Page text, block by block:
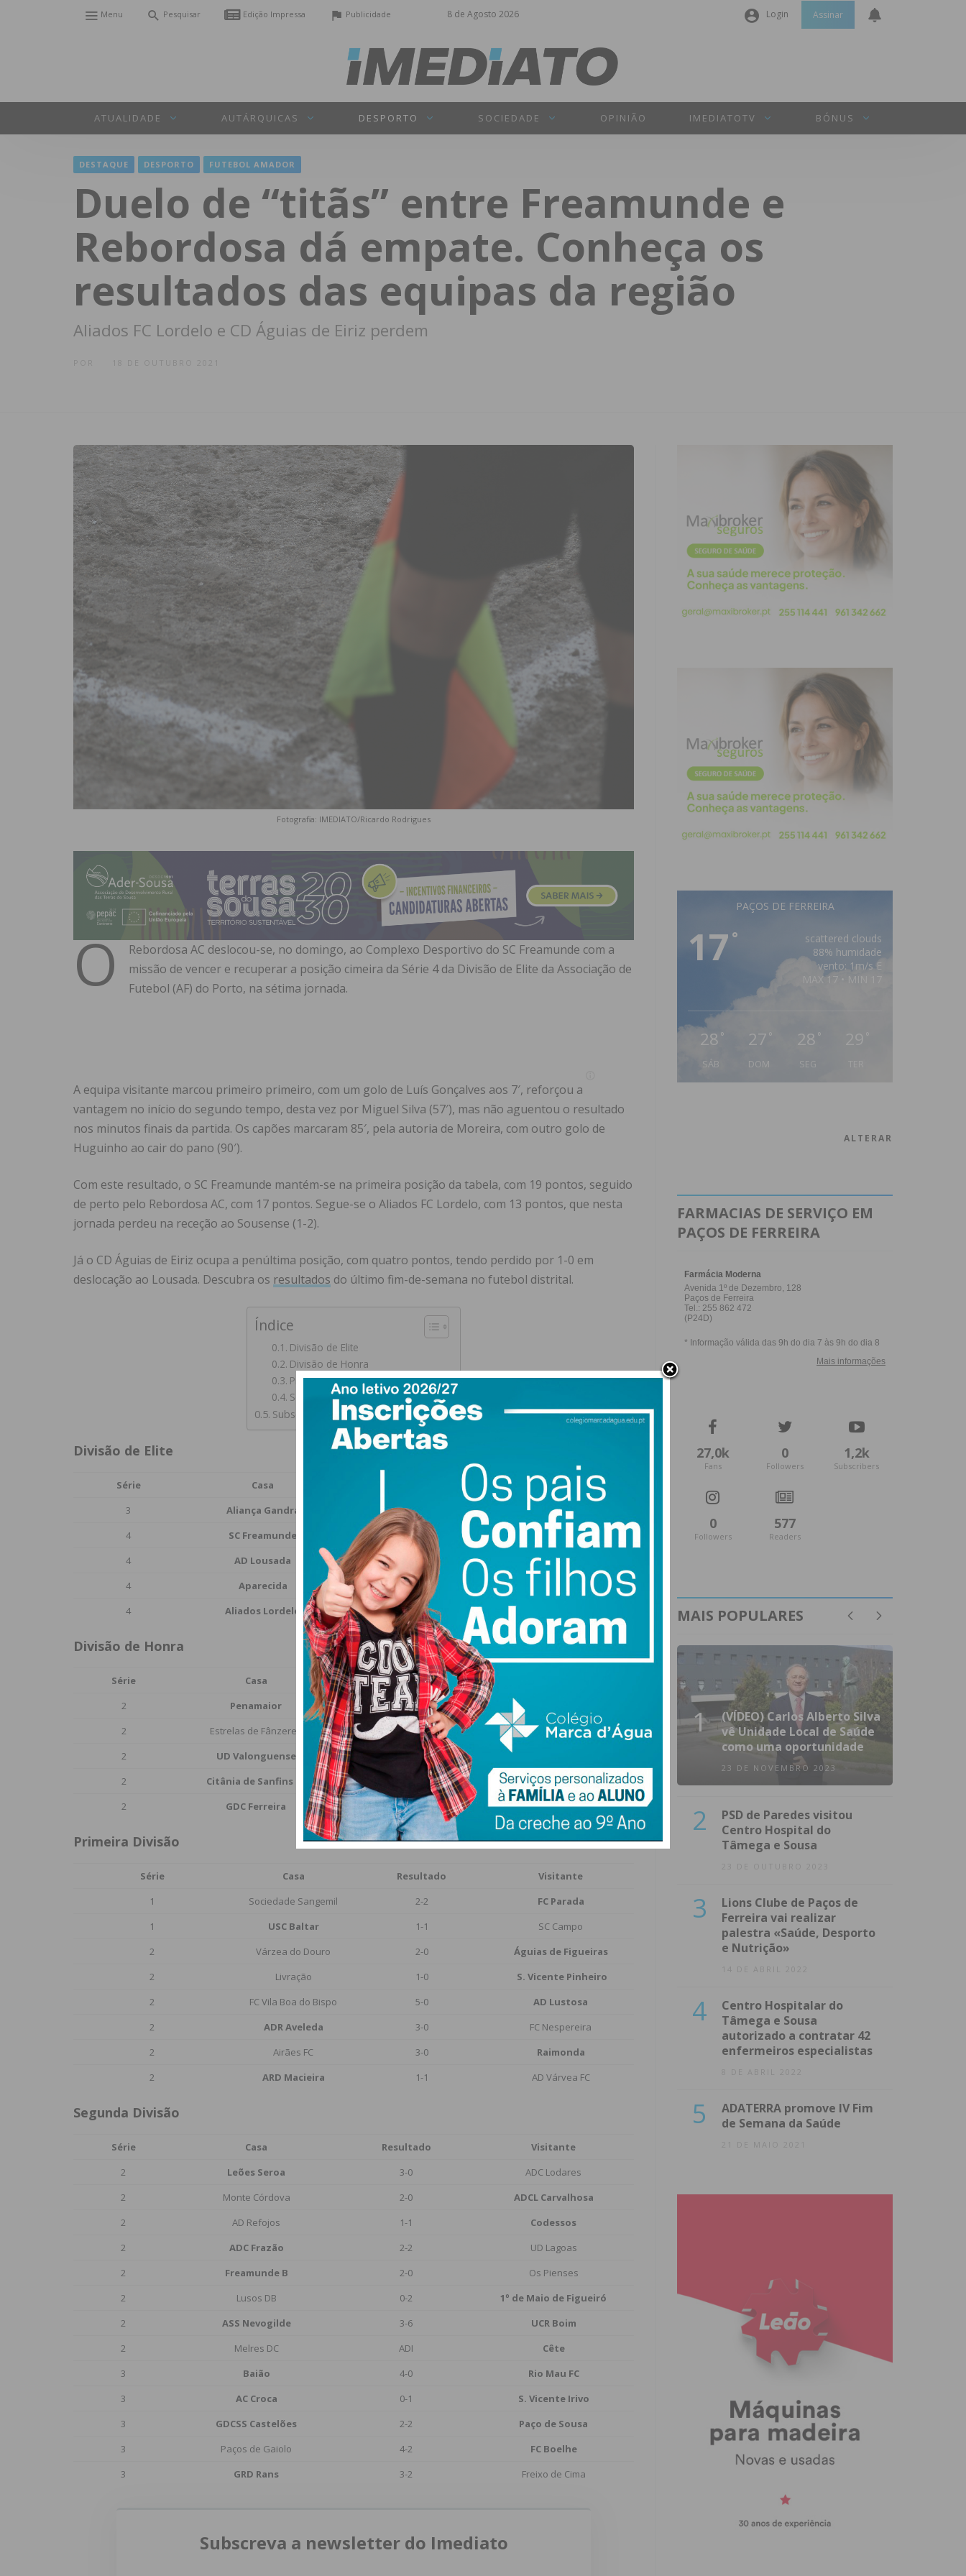
8 de Agosto 2026
Menu Pesquisar Edição Impressa Publicidade Login
Senha
INICIAR SESSÃO
Perdeu a sua senha?
Assinar
ATUALIDADE AUTÁRQUICAS DESPORTO SOCIEDADE OPINIÃO IMEDIATOTV BÓNUS
DESTAQUE DESPORTO FUTEBOL AMADOR
Duelo de “titãs” entre Freamunde e
Rebordosa dá empate. Conheça os
resultados das equipas da região
Aliados FC Lordelo e CD Águias de Eiriz perdem
18 DE OUTUBRO 2021
Fotografia: IMEDIATO/Ricardo Rodrigues
O
Rebordosa AC deslocou-se, no domingo, ao Complexo Desportivo do SC Freamunde com a
missão de vencer e recuperar a posição cimeira da Série 4 da Divisão de Elite da Associação de
Futebol (AF) do Porto, na sétima jornada.
A equipa visitante marcou primeiro primeiro, com um golo de Luís Gonçalves aos 7′, reforçou a
vantagem no início do segundo tempo, desta vez por Miguel Silva (57′), mas não aguentou o resultado
nos minutos finais da partida. Os capões marcaram 85′, pela autoria de Moreira, com outro golo de
Huguinho ao cair do pano (90′).
Com este resultado, o SC Freamunde mantém-se na primeira posição da tabela, com 19 pontos, seguido
de perto pelo Rebordosa AC, com 17 pontos. Segue-se o Aliados FC Lordelo, com 13 pontos, que nesta
jornada perdeu na receção ao Sousense (1-2).
Já o CD Águias de Eiriz ocupa a penúltima posição, com quatro pontos, tendo perdido por 1-0 em
deslocação ao Lousada. Descubra os resultados do último fim-de-semana no futebol distrital.
Índice
Divisão de Elite
Divisão de Honra
Primeira Divisão
Segunda Divisão
Subscreva a newsletter do Imediato
Divisão de Elite
Série Casa
Visitante
3
Aliança Gandra 1-0
S. Pedro da Cova
4
SC Freamunde 2-2
Rebordosa AC
4
AD Lousada
Águias de Eiriz
4
Aparecida 2-4
4
Aliados Lordelo 1-2
Divisão de Honra
Série Casa Resultado
2
Penamaior 1-0
SC Salvadorense
2
Estrelas de Fânzeres 3-0
AJM Lamoso
2
UD Valonguense 3-2
2
Citânia de Sanfins FC
UDS Roriz
2
GDC Ferreira ADI SC Nun’ Álvares
Primeira Divisão
Série Casa Resultado
Visitante
1
Sociedade Sangemil 2-2
FC Parada
1
USC Baltar 1-1
SC Campo
2
Várzea do Douro 2-0
Águias de Figueiras
2
Livração 1-0
S. Vicente Pinheiro
2
FC Vila Boa do Bispo 5-0
AD Lustosa
2
ADR Aveleda 3-0
FC Nespereira
2
Airães FC 3-0
Raimonda
2
ARD Macieira 1-1 AD Várvea FC
Segunda Divisão
Série Casa Resultado
Visitante
2
Leões Seroa 3-0
ADC Lodares
2
Monte Córdova 2-0
ADCL Carvalhosa
2
AD Refojos 1-1
Codessos
2
ADC Frazão 2-2
UD Lagoas
2
Freamunde B 2-0
Os Pienses
2
Lusos DB 0-2
1º de Maio de Figueiró
2
ASS Nevogilde 3-6
UCR Boim
2
Melres DC ADI
Cête
3
Baião 4-0
Rio Mau FC
3
AC Croca 0-1
S. Vicente Irivo
3
GDCSS Castelões 2-2
Paço de Sousa
3
Paços de Gaiolo 4-2
FC Boelhe
3
GRD Rans 3-2 Freixo de Cima
Subscreva a newsletter do Imediato
PAÇOS DE FERREIRA
17 °
scattered clouds
88% humidade
vento: 1m/s E
MAX 17 • MIN 17
28 °
SÁB
27 °
DOM
28 °
SEG
29 °
ALTERAR
FARMACIAS DE SERVIÇO EM
PAÇOS DE FERREIRA
27,0k
Fans
0
Followers
1,2k
Subscribers
0
Followers
577
Readers
MAIS POPULARES
1
(VÍDEO) Carlos Alberto Silva
vê Unidade Local de Saúde
como uma oportunidade
23 DE NOVEMBRO 2023
2
PSD de Paredes visitou
Centro Hospital do
Tâmega e Sousa
23 DE OUTUBRO 2023
3
Lions Clube de Paços de
Ferreira vai realizar
palestra «Saúde, Desporto
e Nutrição»
14 DE ABRIL 2022
4
Centro Hospitalar do
Tâmega e Sousa
autorizado a contratar 42
enfermeiros especialistas
8 DE ABRIL 2022
5
ADATERRA promove IV Fim
de Semana da Saúde
21 DE MAIO 2021